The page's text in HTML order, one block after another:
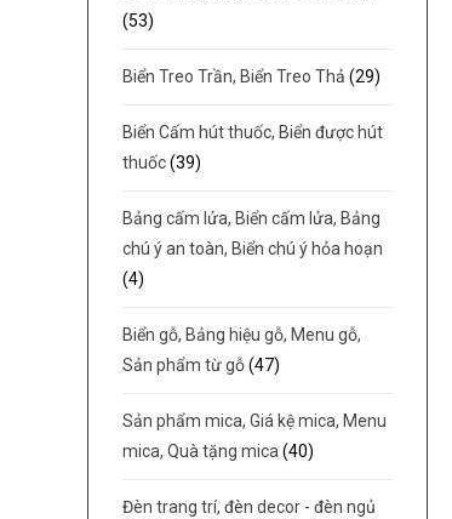
(53)
Biển Treo Trần, Biển Treo Thả (29)
Biển Cấm hút thuốc, Biển được hút
thuốc(39)
Bảng cấm lửa, Biển cấm lửa, Bảng
chú ý an toàn, Biển chú ý hỏa hoạn
(4)
Biển gỗ, Bảng hiệu gỗ, Menu gỗ,
Sản phẩm từ gỗ(47)
Sản phẩm mica, Giá kệ mica, Menu
mica, Quà tặng mica(40)
Đèn trang trí, đèn decor - đèn ngủ